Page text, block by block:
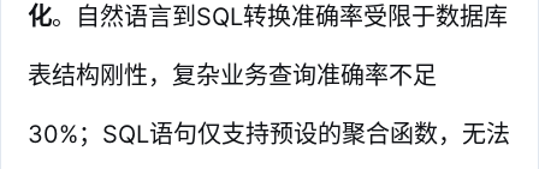
化。自然语言到SQL转换准确率受限于数据库
表结构刚性，复杂业务查询准确率不足
30%；SQL语句仅支持预设的聚合函数，无法